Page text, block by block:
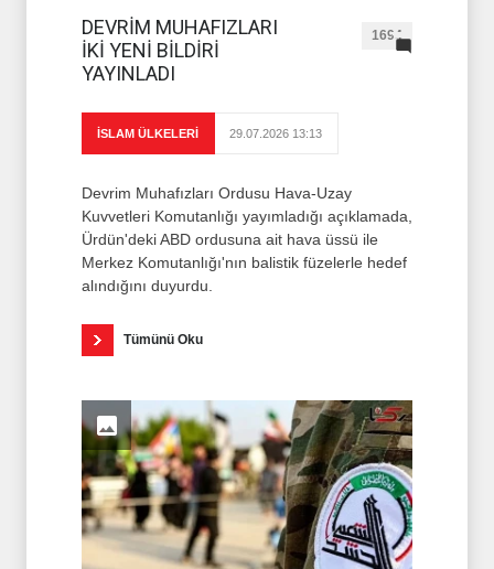
DEVRİM MUHAFIZLARI
İKİ YENİ BİLDİRİ
YAYINLADI
1694
İSLAM ÜLKELERİ 29.07.2026 13:13
Devrim Muhafızları Ordusu Hava-Uzay
Kuvvetleri Komutanlığı yayımladığı açıklamada,
Ürdün'deki ABD ordusuna ait hava üssü ile
Merkez Komutanlığı'nın balistik füzelerle hedef
alındığını duyurdu.
Tümünü Oku